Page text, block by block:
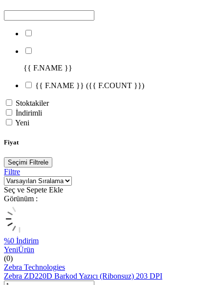
{{ F.NAME }}
{{ F.NAME }} ({{ F.COUNT }})
Stoktakiler
İndirimli
Yeni
Fiyat
Seçimi Filtrele
Filtre
Seç ve Sepete Ekle
Görünüm :
%0 İndirim
YeniÜrün
(0)
Zebra Technologies
Zebra ZD220D Barkod Yazıcı (Ribonsuz) 203 DPI